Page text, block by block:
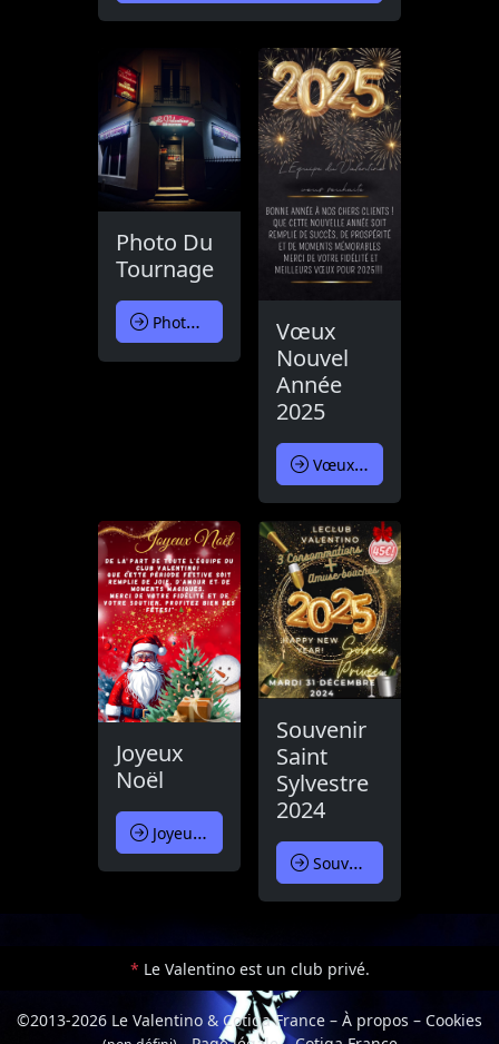
Photo Du
Tournage
Photo Du Tournage
Vœux
Nouvel
Année
2025
Vœux Nouvel Année 2025
Joyeux
Noël
Joyeux Noël
Souvenir
Saint
Sylvestre
2024
Souvenir Saint Sylvestre 2024
* Le Valentino est un club privé.
©2013-2026 Le Valentino & Cotiga France – À propos – Cookies